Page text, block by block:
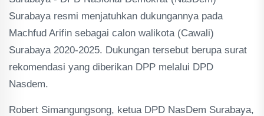
Surabaya resmi menjatuhkan dukungannya pada
Machfud Arifin sebagai calon walikota (Cawali)
Surabaya 2020-2025. Dukungan tersebut berupa surat
rekomendasi yang diberikan DPP melalui DPD
Nasdem.
Robert Simangungsong, ketua DPD NasDem Surabaya,